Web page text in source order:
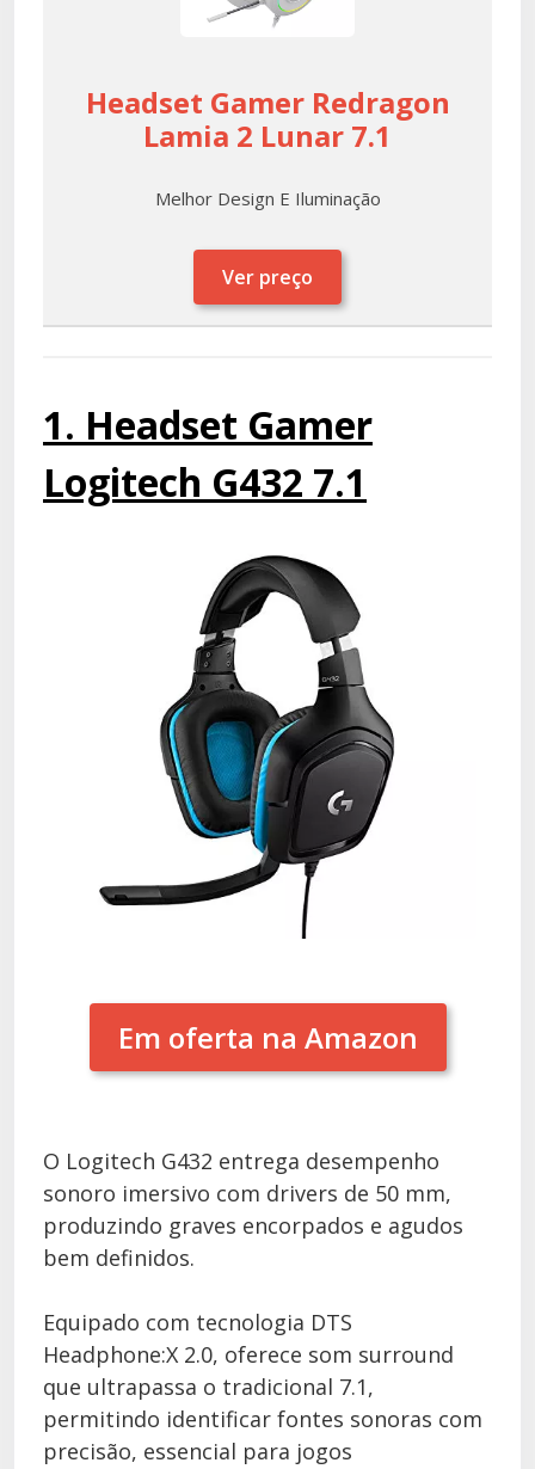
Headset Gamer Redragon
Lamia 2 Lunar 7.1
Melhor Design E Iluminação
Ver preço
1. Headset Gamer
Logitech G432 7.1
Em oferta na Amazon
O Logitech G432 entrega desempenho
sonoro imersivo com drivers de 50 mm,
produzindo graves encorpados e agudos
bem definidos.
Equipado com tecnologia DTS
Headphone:X 2.0, oferece som surround
que ultrapassa o tradicional 7.1,
permitindo identificar fontes sonoras com
precisão, essencial para jogos